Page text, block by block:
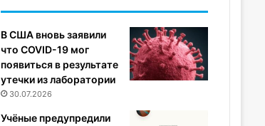
В США вновь заявили
что COVID-19 мог
появиться в результате
утечки из лаборатории
30.07.2026
Учёные предупредили